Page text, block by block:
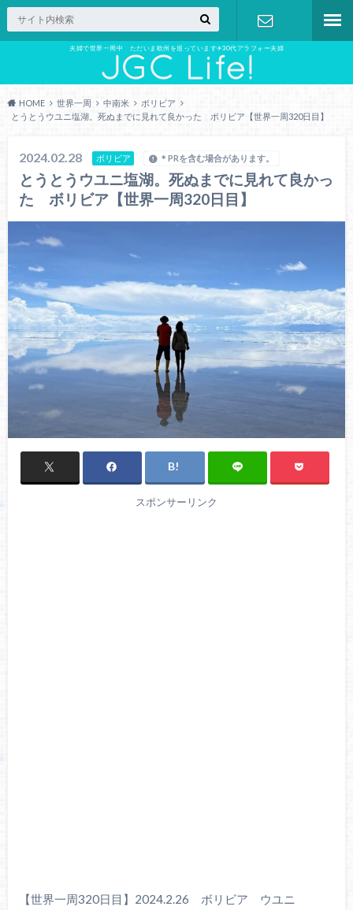
夫婦で世界一周中 ただいま欧州を巡っています✈︎30代アラフォー夫婦
お問い合わ
HOME 世界一周 中南米
ボリビア
とうとうウユニ塩湖。死ぬまでに見れて良かった ボリビア【世界一周320日目】
2024.02.28 ボリビア ＊PRを含む場合があります。
とうとうウユニ塩湖。死ぬまでに見れて良かっ
た ボリビア【世界一周320日目】
スポンサーリンク
【世界一周320日目】2024.2.26 ボリビア ウユニ